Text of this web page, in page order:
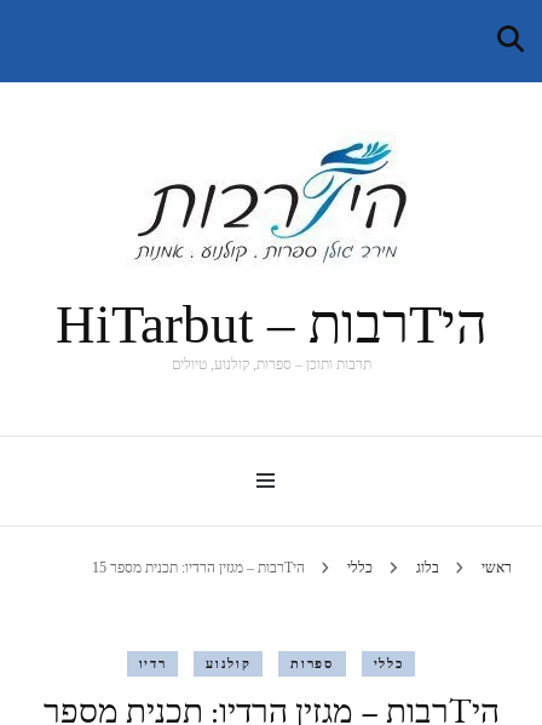
היTרבות – HiTarbut
תרבות ותוכן – ספרות, קולנוע, טיולים
ראשי בלוג כללי היTרבות – מגזין הרדיו: תכנית מספר 15
כללי ספרות קולנוע רדיו
היTרבות – מגזין הרדיו: תכנית מספר